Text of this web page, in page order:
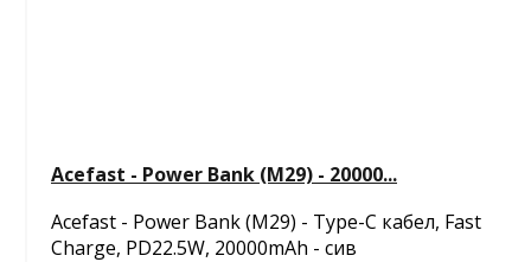
Acefast - Power Bank (M29) - 20000...
Acefast - Power Bank (M29) - Type-C кабел, Fast
Charge, PD22.5W, 20000mAh - сив